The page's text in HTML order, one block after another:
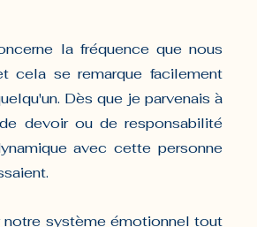
la fréquence que nous
cela se remarque facilement
Dès que je parvenais à
devoir ou de responsabilité
avec cette personne
notre système émotionnel tout